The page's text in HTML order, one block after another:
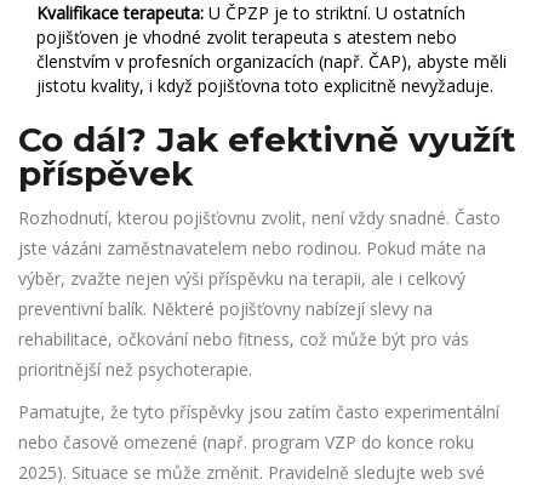
Kvalifikace terapeuta: U ČPZP je to striktní. U ostatních
pojišťoven je vhodné zvolit terapeuta s atestem nebo
členstvím v profesních organizacích (např. ČAP), abyste měli
jistotu kvality, i když pojišťovna toto explicitně nevyžaduje.
Co dál? Jak efektivně využít
příspěvek
Rozhodnutí, kterou pojišťovnu zvolit, není vždy snadné. Často
jste vázáni zaměstnavatelem nebo rodinou. Pokud máte na
výběr, zvažte nejen výši příspěvku na terapii, ale i celkový
preventivní balík. Některé pojišťovny nabízejí slevy na
rehabilitace, očkování nebo fitness, což může být pro vás
prioritnější než psychoterapie.
Pamatujte, že tyto příspěvky jsou zatím často experimentální
nebo časově omezené (např. program VZP do konce roku
2025). Situace se může změnit. Pravidelně sledujte web své